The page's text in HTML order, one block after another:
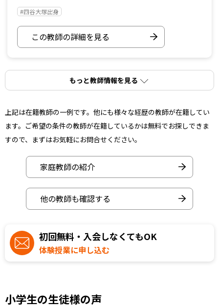
#四谷大塚出身
この教師の詳細を見る
もっと教師情報を見る
上記は在籍教師の一例です。他にも様々な経歴の教師が在籍してい
ます。ご希望の条件の教師が在籍しているかは無料でお探しできま
すので、まずはお気軽にお問合せください。
家庭教師の紹介
他の教師も確認する
初回無料・入会しなくてもOK
体験授業に申し込む
小学生の生徒様の声